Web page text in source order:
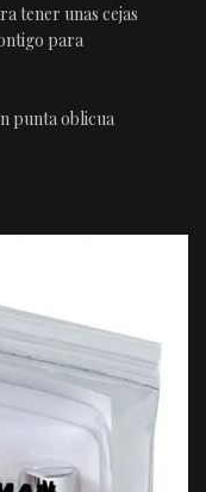
tener unas cejas
para
punta oblicua